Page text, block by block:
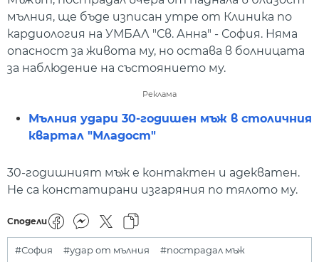
мълния, ще бъде изписан утре от Клиника по
кардиология на УМБАЛ "Св. Анна" - София. Няма
опасност за живота му, но остава в болницата
за наблюдение на състоянието му.
Реклама
Мълния удари 30-годишен мъж в столичния
квартал "Младост"
30-годишният мъж е контактен и адекватен.
Не са констатирани изгаряния по тялото му.
Сподели
#София #удар от мълния #пострадал мъж